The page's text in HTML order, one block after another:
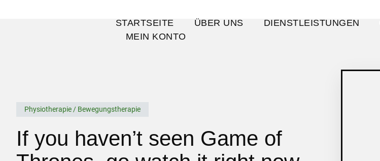
STARTSEITE ÜBER UNS DIENSTLEISTUNGEN
MEIN KONTO
Physiotherapie / Bewegungstherapie
If you haven’t seen Game of